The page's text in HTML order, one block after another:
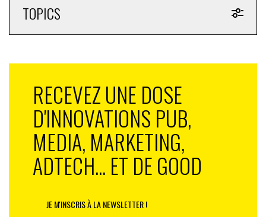
TOPICS
RECEVEZ UNE DOSE
D'INNOVATIONS PUB,
MEDIA, MARKETING,
ADTECH... ET DE GOOD
JE M'INSCRIS À LA NEWSLETTER !